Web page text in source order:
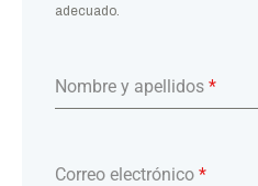
adecuado.
Nombre y apellidos *
Correo electrónico *